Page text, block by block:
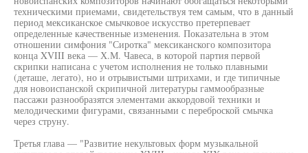
техническими приемами, свидетельствуя тем самым, что в данный
период мексиканское смычковое искусство претерпевает
определенные качественные изменения. Показательна в этом
отношении симфония "Сиротка" мексиканского композитора
конца XVIII века — Х.М. Чавеса, в которой партия первой
скрипки написана с учетом исполнения не только плавными
(деташе, легато), но и отрывистыми штрихами, и где типичные
для новоиспанской скрипичной литературы гаммообразные
пассажи разнообразятся элементами аккордовой техники и
мелодическими фигурами, связанными с переброской смычка
через струну.
Третья глава — "Развитие некультовых форм музыкальной